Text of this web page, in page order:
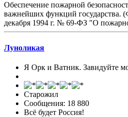
Обеспечение пожарной
важнейших функций государства.
декабря 1994 г. № 69-ФЗ "О
Луноликая
Я Орк и Ватник. Завидуйте
Старожил
Сообщения: 18 880
Всё будет Россия!